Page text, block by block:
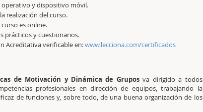
y dispositivo móvil.
realización del curso.
es online.
prácticos y cuestionarios.
Acreditativa verificable en:www.lecciona.com/certificados
de Motivación y Dinámica de Gruposva dirigido a todos
profesionales en dirección de equipos, trabajando la
de funciones y, sobre todo, de una buena organización de los